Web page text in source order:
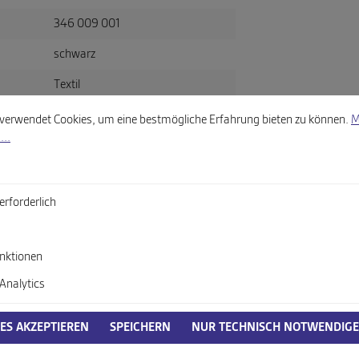
GPSR)
GPSR)
346 009 001
schwarz
Textil
Cookies, um eine bestmögliche Erfahrung bieten zu können.
Cookies, um eine bestmögliche Erfahrung bieten zu können.
AKZEPTIEREN SPEICHERN NUR TECHNISCH NOTWENDIGE